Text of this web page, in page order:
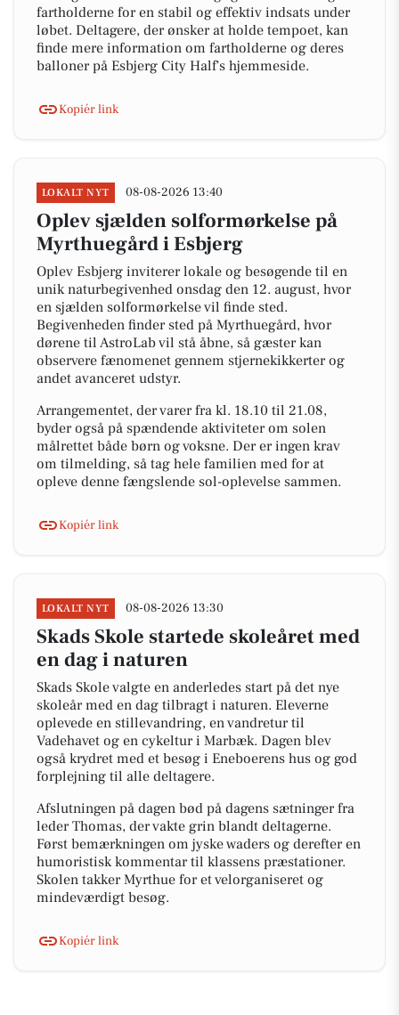
fartholderne for en stabil og effektiv indsats under
løbet. Deltagere, der ønsker at holde tempoet, kan
finde mere information om fartholderne og deres
balloner på Esbjerg City Half's hjemmeside.
Kopiér link
LOKALT NYT 08-08-2026 13:40
Oplev sjælden solformørkelse på
Myrthuegård i Esbjerg
Oplev Esbjerg inviterer lokale og besøgende til en
unik naturbegivenhed onsdag den 12. august, hvor
en sjælden solformørkelse vil finde sted.
Begivenheden finder sted på Myrthuegård, hvor
dørene til AstroLab vil stå åbne, så gæster kan
observere fænomenet gennem stjernekikkerter og
andet avanceret udstyr.
Arrangementet, der varer fra kl. 18.10 til 21.08,
byder også på spændende aktiviteter om solen
målrettet både børn og voksne. Der er ingen krav
om tilmelding, så tag hele familien med for at
opleve denne fængslende sol-oplevelse sammen.
Kopiér link
LOKALT NYT 08-08-2026 13:30
Skads Skole startede skoleåret med
en dag i naturen
Skads Skole valgte en anderledes start på det nye
skoleår med en dag tilbragt i naturen. Eleverne
oplevede en stillevandring, en vandretur til
Vadehavet og en cykeltur i Marbæk. Dagen blev
også krydret med et besøg i Eneboerens hus og god
forplejning til alle deltagere.
Afslutningen på dagen bød på dagens sætninger fra
leder Thomas, der vakte grin blandt deltagerne.
Først bemærkningen om jyske waders og derefter en
humoristisk kommentar til klassens præstationer.
Skolen takker Myrthue for et velorganiseret og
mindeværdigt besøg.
Kopiér link